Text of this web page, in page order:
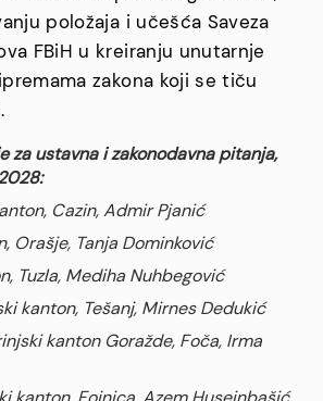
položaja i učešća Saveza
FBiH u kreiranju unutarnje
zakona koji se tiču
za ustavna i zakonodavna pitanja,
Cazin, Admir Pjanić
Orašje, Tanja Dominković
Tuzla, Mediha Nuhbegović
kanton, Tešanj, Mirnes Dedukić
kanton Goražde, Foča, Irma